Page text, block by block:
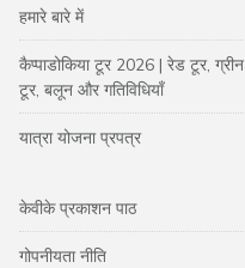
हमारे बारे में
कैप्पाडोकिया टूर 2026 | रेड टूर, ग्रीन
टूर, बलून और गतिविधियाँ
यात्रा योजना प्रपत्र
केवीके प्रकाशन पाठ
गोपनीयता नीति